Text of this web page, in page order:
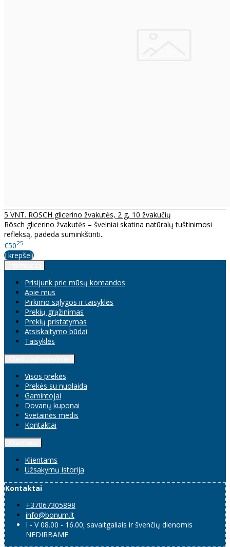
5 VNT. RÖSCH glicerino žvakutės, 2 g, 10 žvakučių
Rösch glicerino žvakutės – švelniai skatina natūralų tuštinimosi
refleksą, padeda suminkštinti..
€5025
Į krepšelį
Prisijunk prie mūsų komandos
Apie mus
Pirkimo sąlygos ir taisyklės
Prekių grąžinimas
Prekių pristatymas
Atsiskaitymo būdai
Taisyklės
Visos prekės
Prekės su nuolaida
Gamintojai
Dovanų kuponai
Svetainės medis
Kontaktai
Klientams
Užsakymų istorija
Kontaktai
+37067305898
info@bonum.lt
I - V 08.00 - 16.00; savaitgaliais ir švenčių dienomis
NEDIRBAME